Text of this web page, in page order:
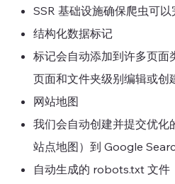
SSR 基础设施确保爬虫可以
结构化数据标记
标记会自动添加到许多页面
页面和文件夹级别编辑或创
网站地图
我们会自动创建并提交优化
站点地图）到 Google
自动生成的 robots.txt 文件